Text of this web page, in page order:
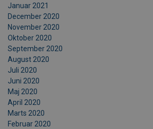
Januar 2021
December 2020
November 2020
Oktober 2020
September 2020
August 2020
Juli 2020
Juni 2020
Maj 2020
April 2020
Marts 2020
Februar 2020